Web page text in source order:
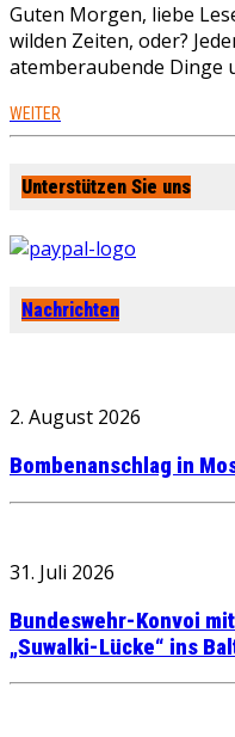
Guten Morgen, liebe
wilden Zeiten, oder?
atemberaubende Dinge
WEITER
Unterstützen Sie uns
Nachrichten
2. August 2026
Bombenanschlag in
31. Juli 2026
Bundeswehr-Konvoi
„Suwalki-Lücke“ ins